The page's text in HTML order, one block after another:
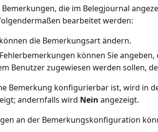
Bemerkungen, die im Belegjournal
bearbeitet werden:
die Bemerkungsart ändern.
können Sie
Benutzer zugewiesen werden sollen,
Bemerkung konfigurierbar ist, wird in
andernfalls wird Nein angezeigt.
an der Bemerkungskonfiguration